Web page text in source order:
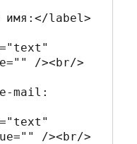
/><br/>
/><br/>